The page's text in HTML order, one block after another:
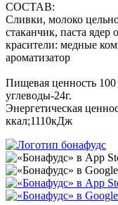
СОСТАВ:
Сливки, молоко
стаканчик, паста
красители: медные
ароматизатор
Пищевая ценность 100
углеводы-24г.
Энергетическая
ккал;1110кДж